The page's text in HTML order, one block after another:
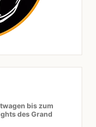
bis zum
des Grand